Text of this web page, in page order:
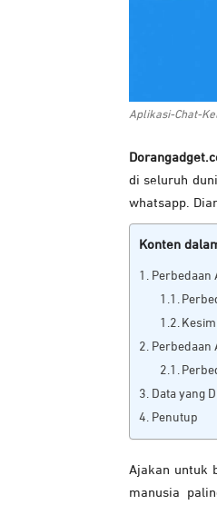
Aplikasi-Chat-
di seluruh
whatsapp.
Konten
Perbedaan
Perbedaan
Data yang
Penutup
Ajakan untuk
manusia